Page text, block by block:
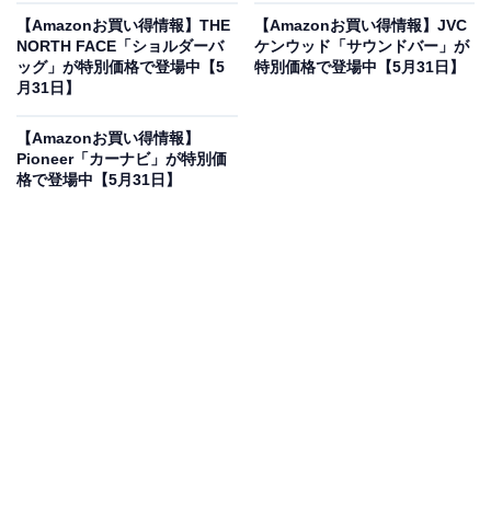
Ankerの「ポータブル電源」が限定価格に！ 33％
オフで登場
【Amazonお買い得情報】THE
NORTH FACE「ショルダーバ
ッグ」が特別価格で登場中【5
月31日】
【Amazonお買い得情報】JVC
ケンウッド「サウンドバー」が
特別価格で登場中【5月31日】
【Amazonお買い得情報】
Pioneer「カーナビ」が特別価
格で登場中【5月31日】